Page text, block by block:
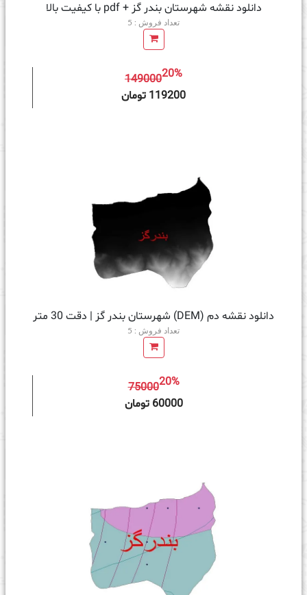
دانلود نقشه شهرستان بندر گز + pdf با کیفیت بالا
تعداد فروش : 5
14900020%
119200 تومان
دانلود نقشه دم (DEM) شهرستان بندر گز | دقت 30 متر
تعداد فروش : 5
7500020%
60000 تومان